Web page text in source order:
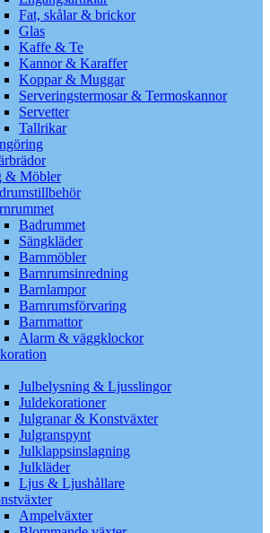
Fat, skålar & brickor
Glas
Kaffe & Te
Kannor & Karaffer
Koppar & Muggar
Serveringstermosar & Termoskannor
Servetter
Tallrikar
& Möbler
Badrummet
Sängkläder
Barnmöbler
Barnrumsinredning
Barnlampor
Barnrumsförvaring
Barnmattor
Alarm & väggklockor
Julbelysning & Ljusslingor
Juldekorationer
Julgranar & Konstväxter
Julgranspynt
Julklappsinslagning
Julkläder
Ljus & Ljushållare
Ampelväxter